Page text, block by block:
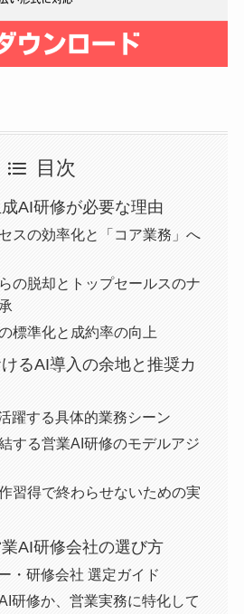
目次
AI研修が必要な理由
スの効率化と「コア業務」へ
の脱却とトップセールスのナ
標準化と成約率の向上
るAI導入の余地と推奨カ
躍する具体的業務シーン
する営業AI研修のモデルアジ
習得で終わらせないための実
AI研修会社の選び方
・研修会社 選定ガイド
研修か、営業実務に特化して